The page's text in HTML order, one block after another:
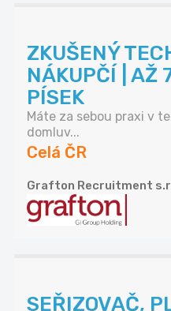
ZKUŠENÝ
NÁKUPČÍ | AŽ
PÍSEK
Máte za sebou praxi v
domluv...
Celá ČR
Grafton Recruitment
SEŘIZOVAČ,